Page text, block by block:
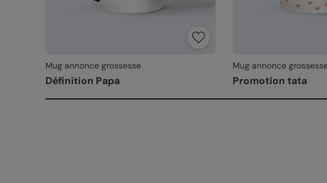
Mug annonce grossesse
Définition Papa
Mug annonce
Promotion tata